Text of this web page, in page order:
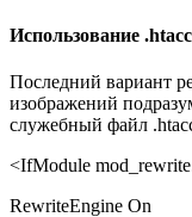
Использование
Последний вариант
изображений
служебный файл
<IfModule
RewriteEngine On